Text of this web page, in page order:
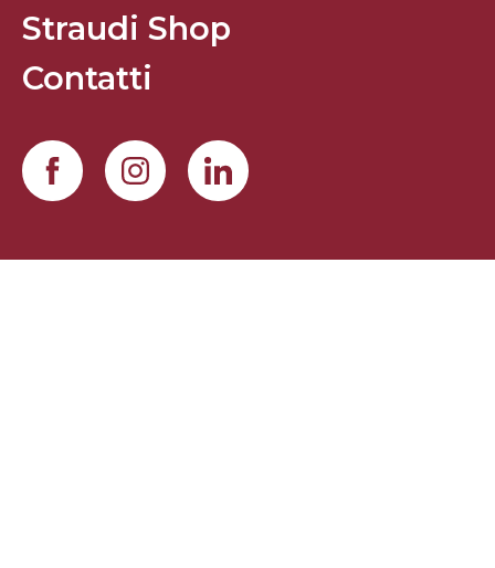
Straudi Shop
Contatti